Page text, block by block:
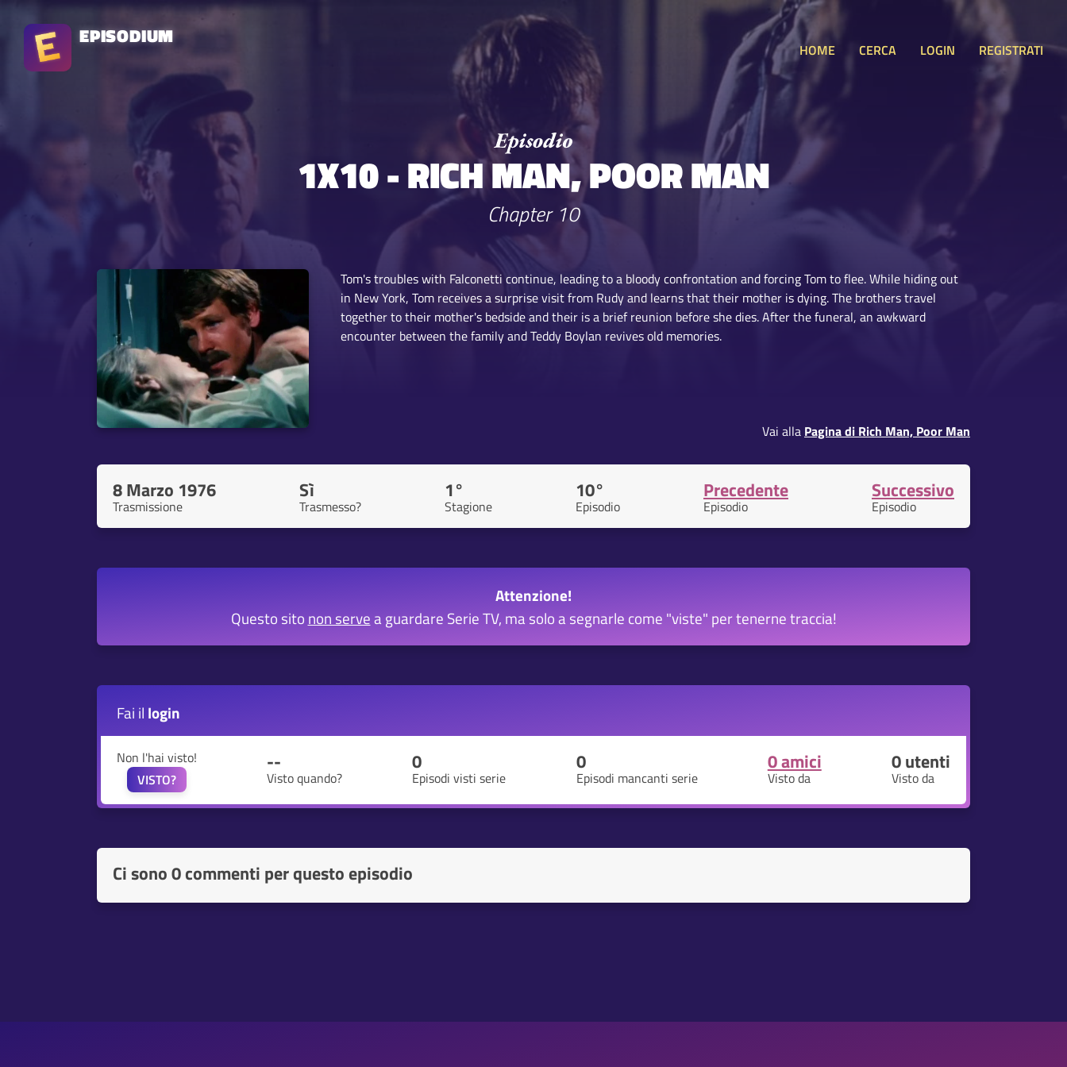
EPISODIUM
HOME CERCA LOGIN REGISTRATI
1X10 - RICH MAN, POOR MAN
Chapter 10
Tom's troubles with Falconetti continue, leading to a bloody confrontation and forcing Tom to flee. While hiding out
in New York, Tom receives a surprise visit from Rudy and learns that their mother is dying. The brothers travel
together to their mother's bedside and their is a brief reunion before she dies. After the funeral, an awkward
encounter between the family and Teddy Boylan revives old memories.
Vai alla Pagina di Rich Man, Poor Man
8 Marzo 1976
Trasmissione
Sì
Trasmesso?
1°
Stagione
10°
Episodio
Precedente
Episodio
Successivo
Episodio
Attenzione!
Questo sito non servea guardare Serie TV, ma solo a segnarle come "viste" per tenerne traccia!
Fai il login
Non l'hai visto!
VISTO?
--
Visto quando?
0
Episodi visti serie
0
Episodi mancanti serie
0 amici
Visto da
0utenti
Visto da
Ci sono0 commenti per questo episodio